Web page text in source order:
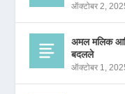
ऑक्टोबर 2,
अमल मलिक
बदलले
ऑक्टोबर 1,